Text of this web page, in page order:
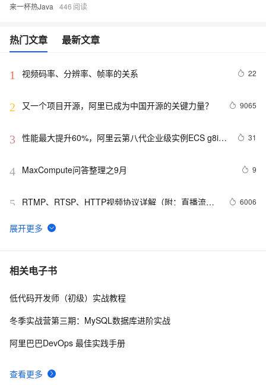
来一杯热Java 446
热门文章 最新文章
1 视频码率、分辨率、帧率的关系 22
2 又一个项目开源，阿里已成为中国开源的关键力量？ 9065
3 性能最大提升60%，阿里云第八代企业级实例ECS g8i正
31
4 MaxCompute问答整理之9月 9
5
RTMP、RTSP、HTTP视频协议详解（附：直播流地
6006
6
【YOLOv8改进 - 注意力机制】Triplet Attention：轻量有
7 Python PIL远程命令执行漏洞复现(CVE-2017-8291
8 新年快乐 ~
相关电子书
查看更多
低代码开发师（初级）实战教程
冬季实战营第三期：MySQL数据库进阶实战
阿里巴巴DevOps 最佳实践手册